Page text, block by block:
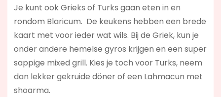
Je kunt ook Grieks of Turks gaan eten in en
rondom Blaricum. De keukens hebben een brede
kaart met voor ieder wat wils. Bij de Griek, kun je
onder andere hemelse gyros krijgen en een super
sappige mixed grill. Kies je toch voor Turks, neem
dan lekker gekruide döner of een Lahmacun met
shoarma.